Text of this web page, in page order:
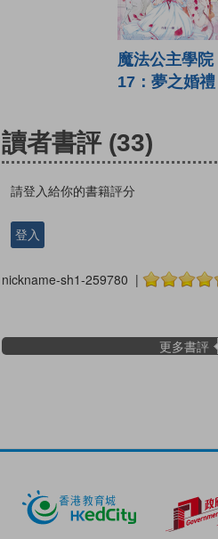
魔法公主學院
17：夢之婚禮
讀者書評 (33)
請登入給你的書籍評分
登入
nickname-sh1-259780 |
更多書評